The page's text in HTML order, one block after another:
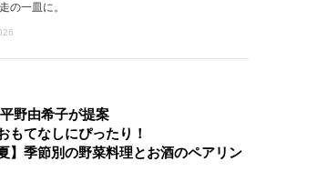
の一皿に。
野由希子が提案
もてなしにぴったり！
】季節別の野菜料理とお酒のペアリン